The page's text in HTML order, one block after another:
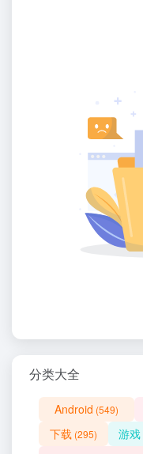
分类大全
Android (549)
下载 (295) 游戏